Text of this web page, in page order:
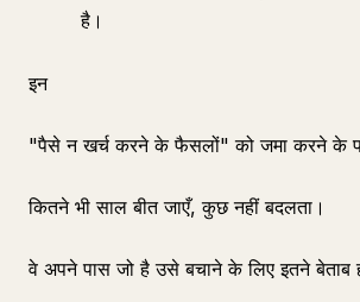
है।
इन
"पैसे न खर्च करने के फैसलों" को जमा करने के
कितने भी साल बीत जाएँ, कुछ नहीं बदलता।
वे अपने पास जो है उसे बचाने के लिए इतने बेताब